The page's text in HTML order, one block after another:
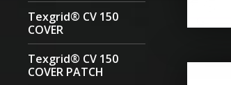
Texgrid® CV 150
COVER
Texgrid® CV 150
COVER PATCH